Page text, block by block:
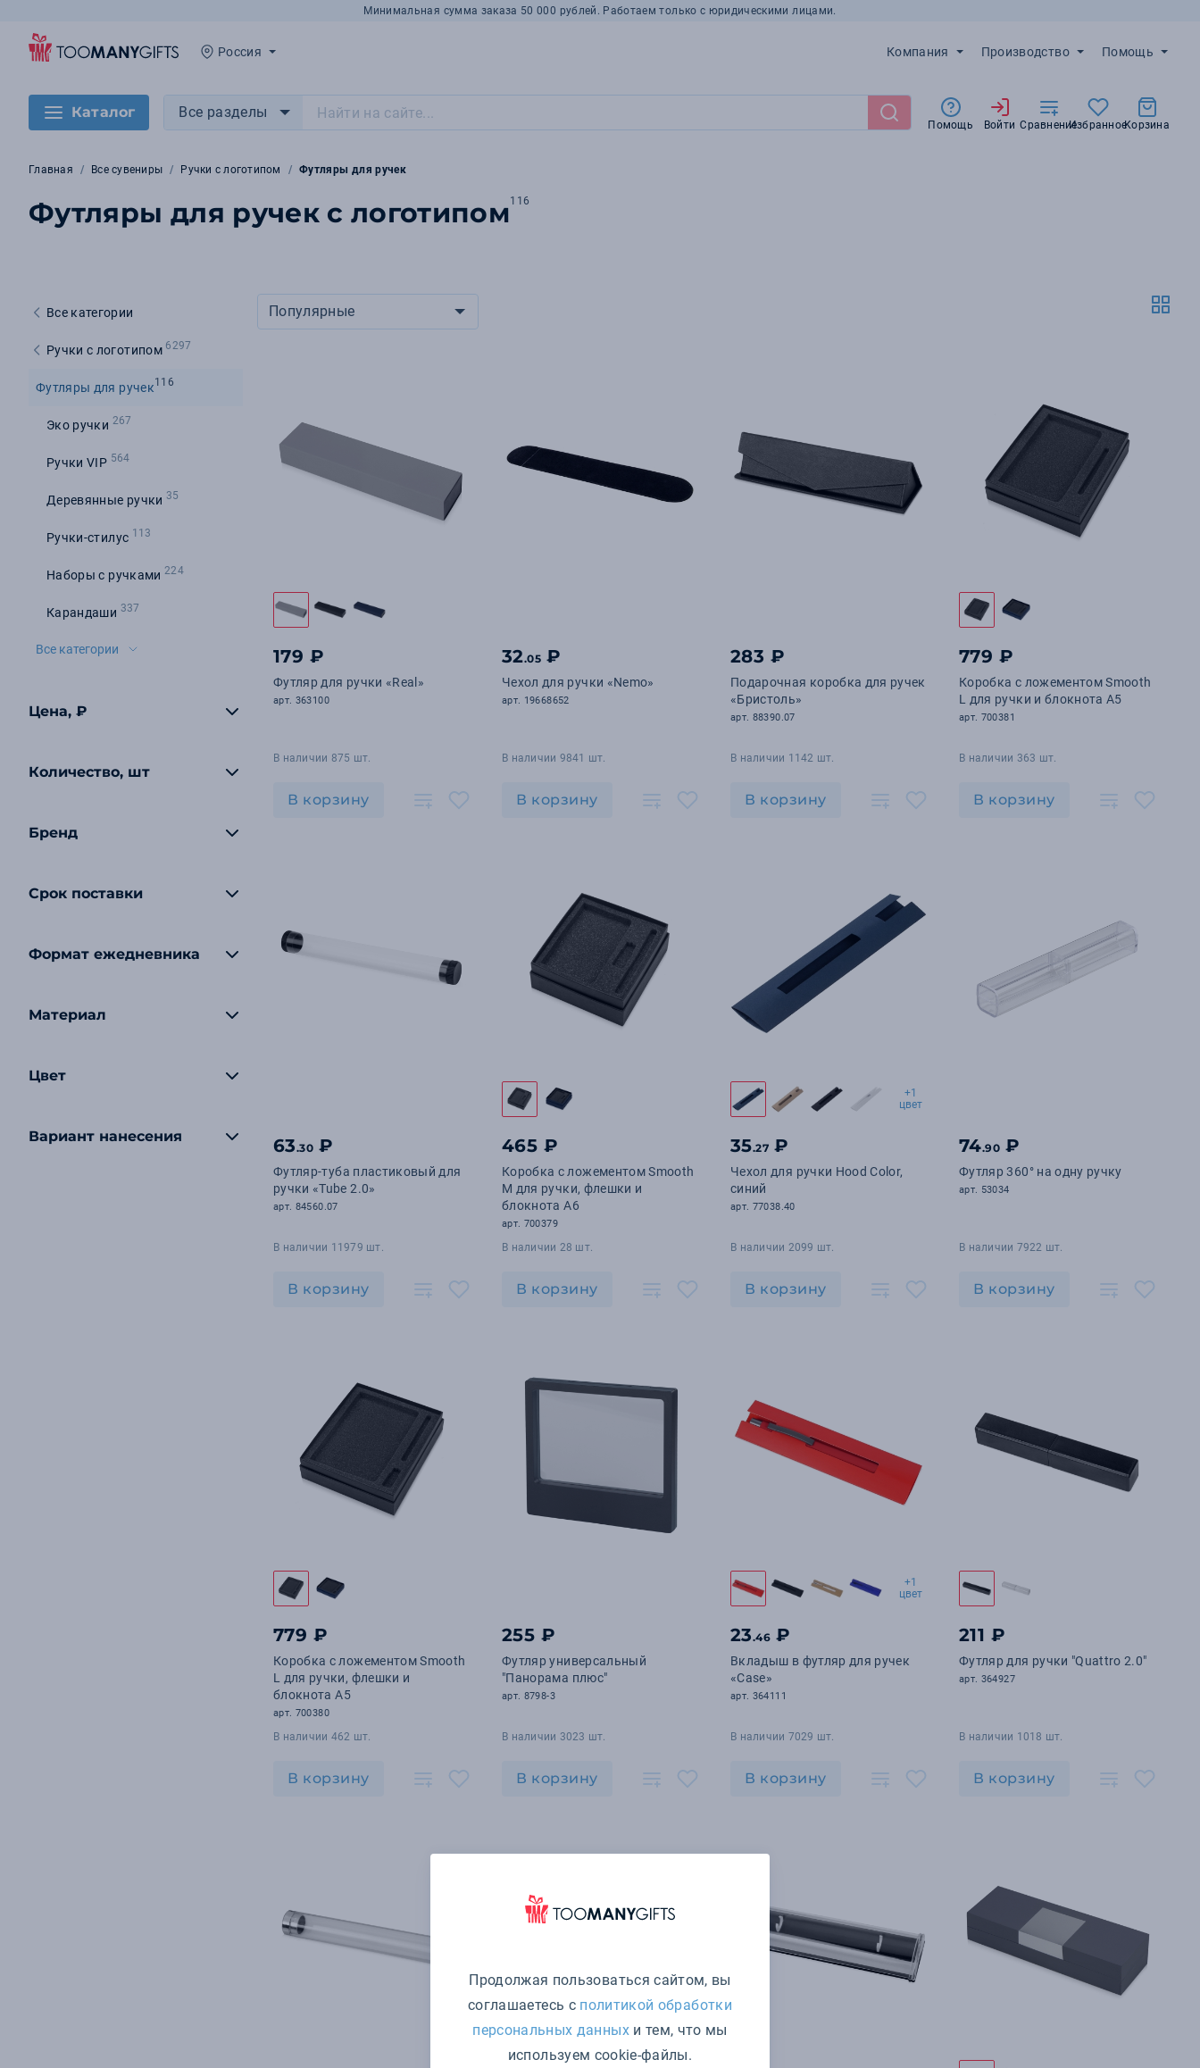
Минимальная сумма заказа 50 000 рублей. Работаем только с юридическими лицами.
Россия Компания Производство Помощь
Каталог Все разделы
Помощь Войти СравнениеИзбранноеКорзина
Главная Все сувениры Ручки с логотипом Футляры для ручек
Футляры для ручек с логотипом116
Все категории
Ручки с логотипом 6297
Футляры для ручек116
Эко ручки 267
Ручки VIP 564
Деревянные ручки 35
Ручки-стилус 113
Наборы с ручками 224
Карандаши 337
Все категории
Цена, ₽
Количество, шт
Бренд
Срок поставки
Формат ежедневника
Материал
Цвет
Вариант нанесения
Популярные
179 ₽
Футляр для ручки «Real»
арт. 363100
В наличии 875 шт.
В корзину
32.05 ₽
Чехол для ручки «Nemo»
арт. 19668652
В наличии 9841 шт.
В корзину
283 ₽
Подарочная коробка для ручек
«Бристоль»
арт. 88390.07
В наличии 1142 шт.
В корзину
779 ₽
Коробка с ложементом Smooth
L для ручки и блокнота А5
арт. 700381
В наличии 363 шт.
В корзину
63.30 ₽
Футляр-туба пластиковый для
ручки «Tube 2.0»
арт. 84560.07
В наличии 11979 шт.
В корзину
465 ₽
Коробка с ложементом Smooth
M для ручки, флешки и
блокнота А6
арт. 700379
В наличии 28 шт.
В корзину
+1
цвет
35.27 ₽
Чехол для ручки Hood Color,
синий
арт. 77038.40
В наличии 2099 шт.
В корзину
74.90 ₽
Футляр 360° на одну ручку
арт. 53034
В наличии 7922 шт.
В корзину
779 ₽
Коробка с ложементом Smooth
L для ручки, флешки и
блокнота А5
арт. 700380
В наличии 462 шт.
В корзину
255 ₽
Футляр универсальный
"Панорама плюс"
арт. 8798-3
В наличии 3023 шт.
В корзину
+1
цвет
23.46 ₽
Вкладыш в футляр для ручек
«Case»
арт. 364111
В наличии 7029 шт.
В корзину
211 ₽
Футляр для ручки "Quattro 2.0"
арт. 364927
В наличии 1018 шт.
В корзину
Продолжая пользоваться сайтом, вы
соглашаетесь с политикой обработки
персональных данныхи тем, что мы
используем cookie-файлы.